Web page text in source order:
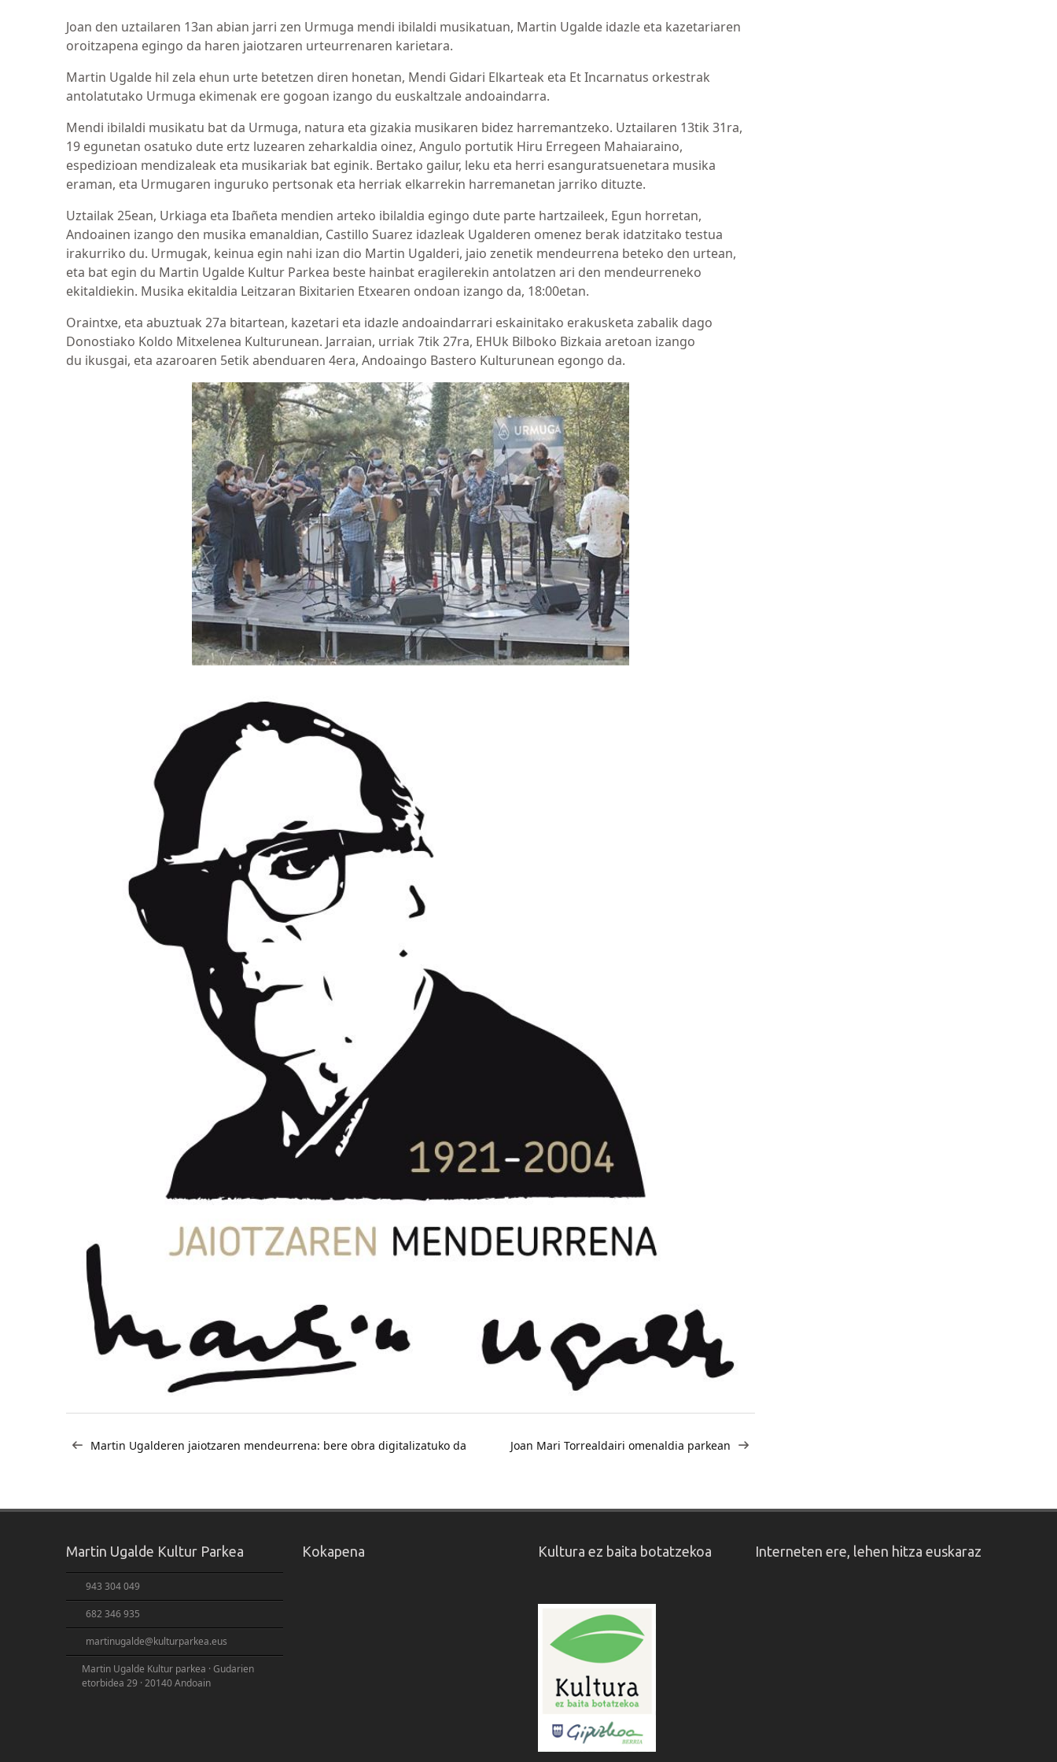
Joan den uztailaren 13an abian jarri zen Urmuga mendi ibilaldi musikatuan, Martin Ugalde idazle eta kazetariaren
oroitzapena egingo da haren jaiotzaren urteurrenaren karietara.
Martin Ugalde hil zela ehun urte betetzen diren honetan, Mendi Gidari Elkarteak eta Et Incarnatus orkestrak
antolatutako Urmuga ekimenak ere gogoan izango du euskaltzale andoaindarra.
Mendi ibilaldi musikatu bat da Urmuga, natura eta gizakia musikaren bidez harremantzeko. Uztailaren 13tik 31ra,
19 egunetan osatuko dute ertz luzearen zeharkaldia oinez, Angulo portutik Hiru Erregeen Mahaiaraino,
espedizioan mendizaleak eta musikariak bat eginik. Bertako gailur, leku eta herri esanguratsuenetara musika
eraman, eta Urmugaren inguruko pertsonak eta herriak elkarrekin harremanetan jarriko dituzte.
Uztailak 25ean, Urkiaga eta Ibañeta mendien arteko ibilaldia egingo dute parte hartzaileek, Egun horretan,
Andoainen izango den musika emanaldian, Castillo Suarez idazleak Ugalderen omenez berak idatzitako testua
irakurriko du. Urmugak, keinua egin nahi izan dio Martin Ugalderi, jaio zenetik mendeurrena beteko den urtean,
eta bat egin du Martin Ugalde Kultur Parkea beste hainbat eragilerekin antolatzen ari den mendeurreneko
ekitaldiekin. Musika ekitaldia Leitzaran Bixitarien Etxearen ondoan izango da, 18:00etan.
Oraintxe, eta abuztuak 27a bitartean, kazetari eta idazle andoaindarrari eskainitako erakusketa zabalik dago
Donostiako Koldo Mitxelenea Kulturunean. Jarraian, urriak 7tik 27ra, EHUk Bilboko Bizkaia aretoan izango
du ikusgai, eta azaroaren 5etik abenduaren 4era, Andoaingo Bastero Kulturunean egongo da.
zehar
Martin Ugalderen jaiotzaren mendeurrena: bere obra digitalizatuko da Joan Mari Torrealdairi omenaldia parkean
Martin Ugalde Kultur Parkea
943 304 049
682 346 935
martinugalde@kulturparkea.eus
Martin Ugalde Kultur parkea · Gudarien
etorbidea 29 · 20140 Andoain
Kokapena Kultura ez baita botatzekoa Interneten ere, lehen hitza euskaraz